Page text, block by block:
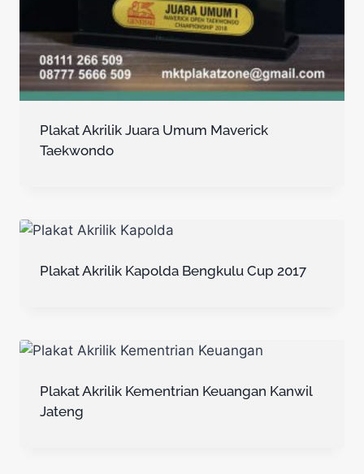
Plakat Akrilik Juara Umum Maverick
Taekwondo
Plakat Akrilik Kapolda Bengkulu Cup 2017
Plakat Akrilik Kementrian Keuangan Kanwil
Jateng